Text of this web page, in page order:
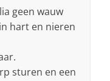
geen wauw
hart en nieren
sturen en een